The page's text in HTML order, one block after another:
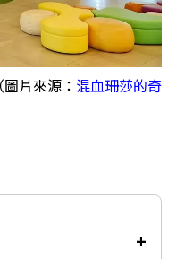
片來源： 混血珊莎的奇